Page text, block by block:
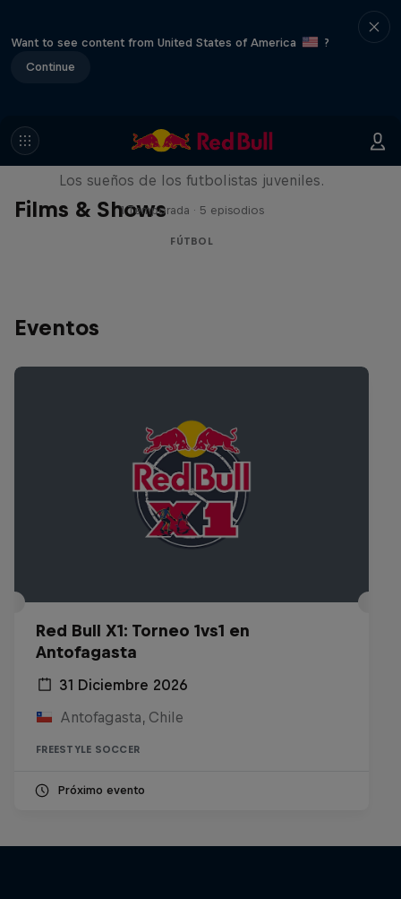
Want to see content from United States of America
?
Continue
Films & Shows
Signed or Released
Los sueños de los futbolistas juveniles.
1 Temporada · 5 episodios
FÚTBOL
Eventos
Red Bull X1: Torneo 1vs1 en
Antofagasta
31 Diciembre 2026
Antofagasta, Chile
FREESTYLE SOCCER
Próximo evento